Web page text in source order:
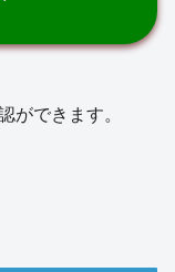
ができます。